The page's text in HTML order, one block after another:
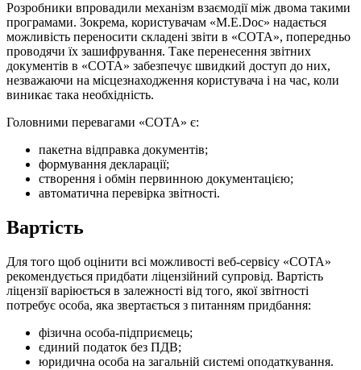
Розробники впровадили механізм взаємодії між двома такими
програмами. Зокрема, користувачам «M.E.Doc» надається
можливість переносити складені звіти в «СОТА», попередньо
проводячи їх зашифрування. Таке перенесення звітних
документів в «СОТА» забезпечує швидкий доступ до них,
незважаючи на місцезнаходження користувача і на час, коли
виникає така необхідність.
Головними перевагами «СОТА» є:
пакетна відправка документів;
формування декларації;
створення і обмін первинною документацією;
автоматична перевірка звітності.
Вартість
Для того щоб оцінити всі можливості веб-сервісу «СОТА»
рекомендується придбати ліцензійний супровід. Вартість
ліцензії варіюється в залежності від того, якої звітності
потребує особа, яка звертається з питанням придбання:
фізична особа-підприємець;
єдиний податок без ПДВ;
юридична особа на загальній системі оподаткування.